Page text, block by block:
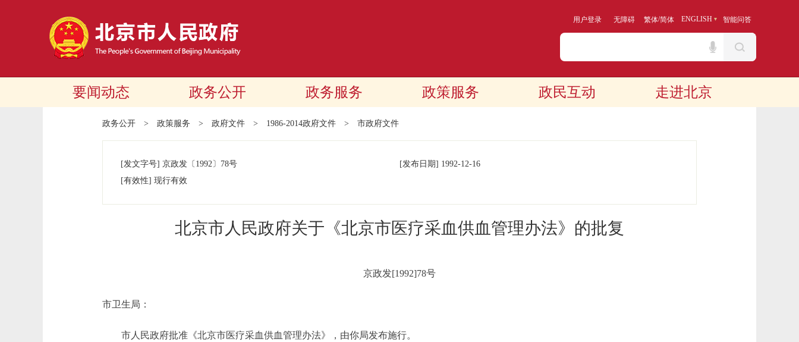
用户登录 无障碍 繁体/简体 ENGLISH 智能问答
要闻动态 政务公开 政务服务 政策服务 政民互动 走进北京
政务公开 > 政策服务 > 政府文件 > 1986-2014政府文件 > 市政府文件
[发文字号] 京政发 〔1992〕 78号 [发布日期] 1992-12-16
[有效性] 现行有效
北京市人民政府关于《北京市医疗采血供血管理办法》的批复
京政发[1992]78号
市卫生局：
市人民政府批准《北京市医疗采血供血管理办法》，由你局发布施行。